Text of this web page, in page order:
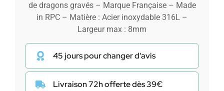
de dragons gravés – Marque Française – Made
in RPC – Matière : Acier inoxydable 316L –
Largeur max : 8mm
45 jours pour changer d'avis
Livraison 72h offerte dès 39€